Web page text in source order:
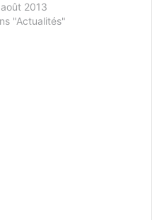
2013
"Actualités"